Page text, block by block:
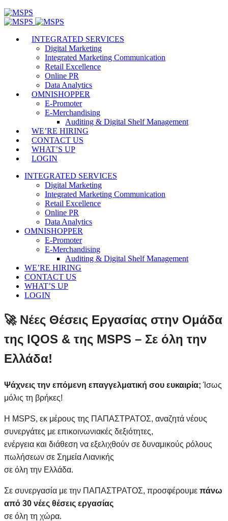
INTEGRATED SERVICES
Digital Marketing
Integrated Marketing Communication
Retail Excellence
Online PR
Data Analytics
OMNISHOPPER
E-Promoter
E-Merchandising
Auditing & Digital Shelf Management
WE’RE HIRING
CONTACT US
WHAT’S UP
LOGIN
INTEGRATED SERVICES
Digital Marketing
Integrated Marketing Communication
Retail Excellence
Online PR
Data Analytics
OMNISHOPPER
E-Promoter
E-Merchandising
Auditing & Digital Shelf Management
WE’RE HIRING
CONTACT US
WHAT’S UP
LOGIN
🚀 Νέες Θέσεις Εργασίας στην Ομάδα
της IQOS & της MSPS – Σε όλη την
Ελλάδα!
Ψάχνεις την επόμενη επαγγελματική σου ευκαιρία; Ίσως
μόλις τη βρήκες!
Η MSPS, εκ μέρους της ΠΑΠΑΣΤΡΑΤΟΣ, αναζητά νέους
συνεργάτες με επικοινωνιακές δεξιότητες,
ενέργεια και διάθεση να εξελιχθούν σε δυναμικούς ρόλους
πωλήσεων σε Σημεία Λιανικής
σε όλη την Ελλάδα.
Σε συνεργασία με την ΠΑΠΑΣΤΡΑΤΟΣ, προσφέρουμε πάνω
από 30 νέες θέσεις εργασίας
σε όλη τη χώρα.